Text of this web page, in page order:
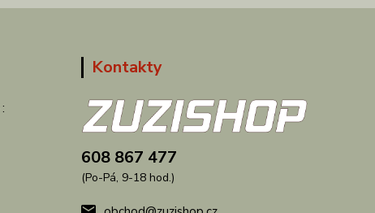
:
Kontakty
608 867 477
(Po-Pá, 9-18 hod.)